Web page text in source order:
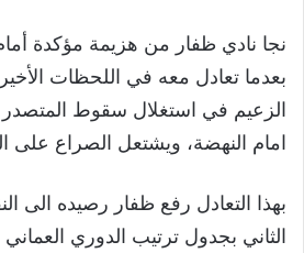
نجا نادي ظفار من هزيمة مؤكدة
الزعيم في استغلال سقوط
امام النهضة، ويشتعل الصراع على
الثاني بجدول ترتيب الدوري